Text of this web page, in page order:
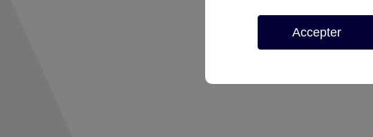
Accepter